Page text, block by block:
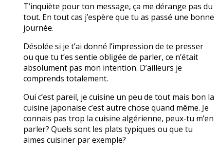
T’inquiète pour ton message, ça me dérange pas du
tout. En tout cas j’espère que tu as passé une bonne
journée.
Désolée si je t’ai donné l’impression de te presser
ou que tu t’es sentie obligée de parler, ce n’était
absolument pas mon intention. D’ailleurs je
comprends totalement.
Oui c’est pareil, je cuisine un peu de tout mais bon la
cuisine japonaise c’est autre chose quand même. Je
connais pas trop la cuisine algérienne, peux-tu m’en
parler? Quels sont les plats typiques ou que tu
aimes cuisiner par exemple?